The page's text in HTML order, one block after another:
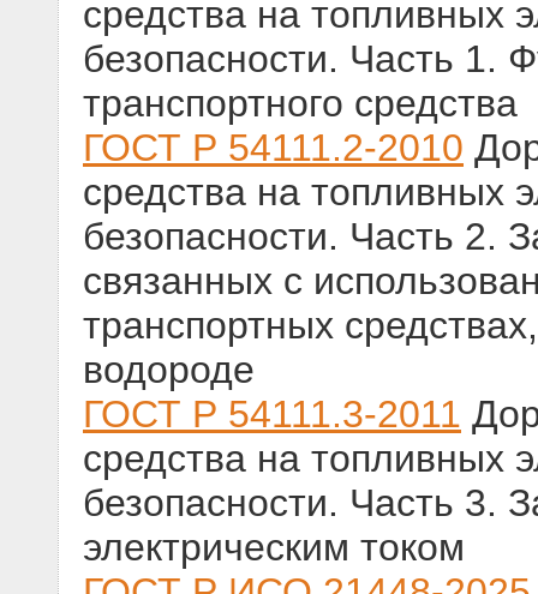
средства на топливных
безопасности. Часть 1.
транспортного средства
ГОСТ Р 54111.2-2010
средства на топливных
безопасности. Часть 2.
связанных с
транспортных
водороде
ГОСТ Р 54111.3-2011
средства на топливных
безопасности. Часть 3.
электрическим током